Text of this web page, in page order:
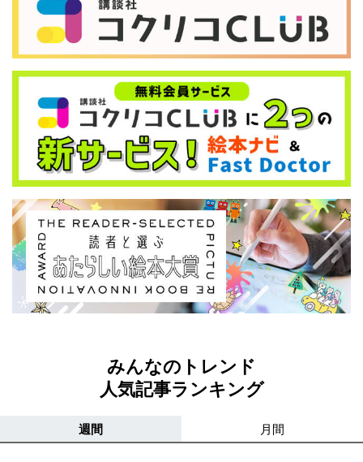
みんなのトレンド
人気記事ランキング
週間 月間